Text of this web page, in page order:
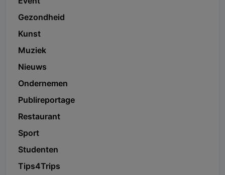
Gezondheid
Kunst
Muziek
Nieuws
Ondernemen
Publireportage
Restaurant
Sport
Studenten
Tips4Trips